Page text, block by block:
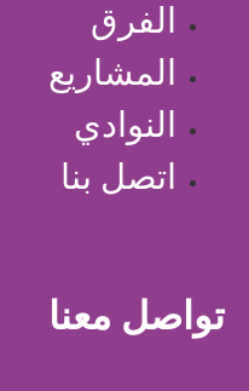
الفرق
المشاريع
النوادي
اتصل بنا
تواصل معنا